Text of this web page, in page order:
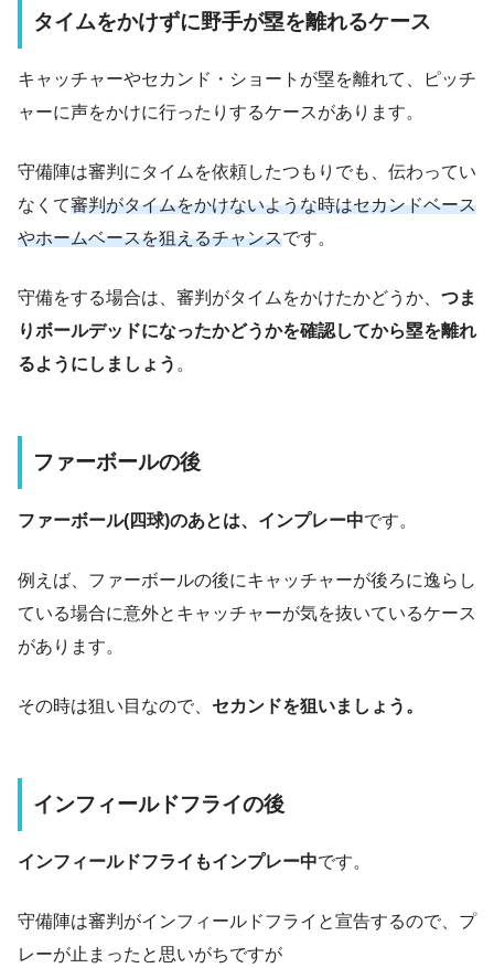
タイムをかけずに野手が塁を離れるケース
キャッチャーやセカンド・ショートが塁を離れて、ピッチ
ャーに声をかけに行ったりするケースがあります。
守備陣は審判にタイムを依頼したつもりでも、伝わってい
なくて審判がタイムをかけないような時はセカンドベース
やホームベースを狙えるチャンスです。
守備をする場合は、審判がタイムをかけたかどうか、 つま
りボールデッドになったかどうかを確認してから塁を離れ
るようにしましょう 。
ファーボールの後
ファーボール(四球)のあとは、インプレー中です。
例えば、ファーボールの後にキャッチャーが後ろに逸らし
ている場合に意外とキャッチャーが気を抜いているケース
があります。
その時は狙い目なので、 セカンドを狙いましょう。
インフィールドフライの後
インフィールドフライもインプレー中です。
守備陣は審判がインフィールドフライと宣告するので、プ
レーが止まったと思いがちですが